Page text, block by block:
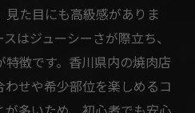
た目にも高級感がありま
はジューシーさが際立ち、
徴です。香川県内の焼肉店
せや希少部位を楽しめるコ